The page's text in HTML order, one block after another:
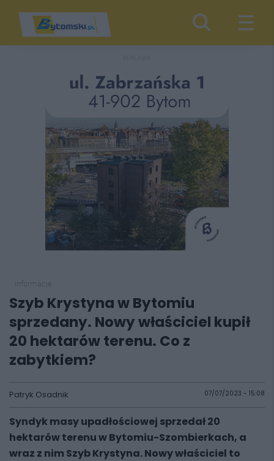
Szyb Krystyna w Bytomiu
sprzedany. Nowy właściciel kupił
20 hektarów terenu. Co z
zabytkiem?
Patryk Osadnik 07/07/2023 - 15:08
Syndyk masy upadłościowej sprzedał 20
hektarów terenu w Bytomiu-Szombierkach, a
wraz z nim Szyb Krystyna. Nowy właściciel to